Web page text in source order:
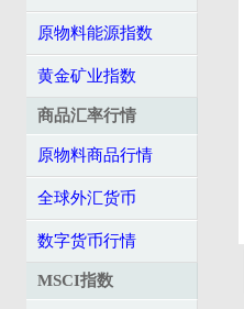
原物料能源指数
黄金矿业指数
商品汇率行情
原物料商品行情
全球外汇货币
数字货币行情
MSCI指数